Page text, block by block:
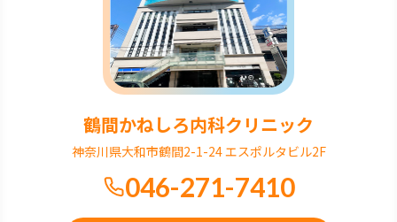
鶴間かねしろ内科クリニック
神奈川県大和市鶴間2-1-24 エスポルタビル2F
046-271-7410